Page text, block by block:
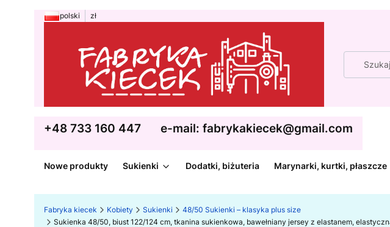
polski zł
+48 733 160 447 e-mail: fabrykakiecek@gmail.com
Nowe produkty Sukienki Dodatki, biżuteria Marynarki, kurtki, płaszcze
Fabryka kiecek Kobiety Sukienki
48/50 Sukienki – klasyka plus size
Sukienka 48/50, biust 122/124 cm, tkanina sukienkowa, bawełniany jersey z elastanem,